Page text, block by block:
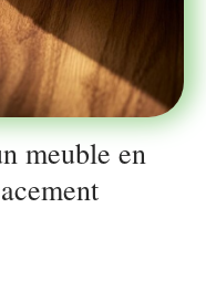
meuble en